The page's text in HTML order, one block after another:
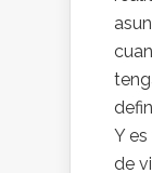
Y
de